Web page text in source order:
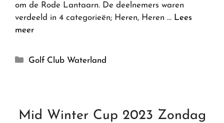
om de Rode Lantaarn. De deelnemers waren
verdeeld in 4 categorieën; Heren, Heren … Lees
meer
Golf Club Waterland
Mid Winter Cup 2023 Zondag